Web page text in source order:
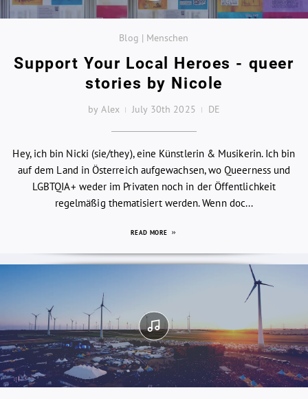
Blog | Menschen
Support Your Local Heroes - queer
stories by Nicole
by Alex July 30th 2025 DE
Hey, ich bin Nicki (sie/they), eine Künstlerin & Musikerin. Ich bin
auf dem Land in Österreich aufgewachsen, wo Queerness und
LGBTQIA+ weder im Privaten noch in der Öffentlichkeit
regelmäßig thematisiert werden. Wenn doc...
READ MORE